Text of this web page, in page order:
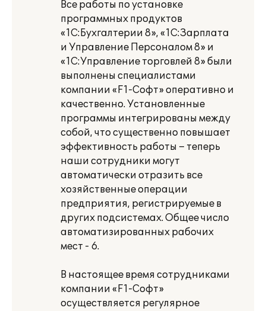
Все работы по установке
программных продуктов
«1С:Бухгалтерии 8», «1С:Зарплата
и Управление Персоналом 8» и
«1С:Управление торговлей 8» были
выполнены специалистами
компании «F1-Софт» оперативно и
качественно. Установленные
программы интегрированы между
собой, что существенно повышает
эффективность работы – теперь
наши сотрудники могут
автоматически отразить все
хозяйственные операции
предприятия, регистрируемые в
других подсистемах. Общее число
автоматизированных рабочих
мест - 6.
В настоящее время сотрудниками
компании «F1-Cофт»
осуществляется регулярное